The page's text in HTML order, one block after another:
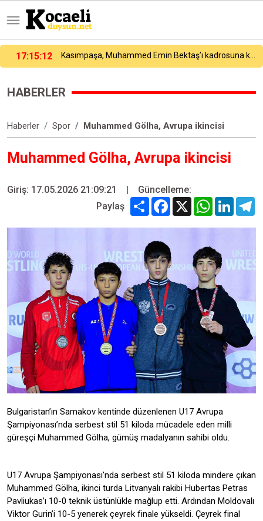
17:04:48 Dünya Fen Bilimleri Şampiyonası’nda 24 ülke arasında Türk öğrenci birinci oldu
HABERLER
Haberler Spor Muhammed Gölha, Avrupa ikincisi
Muhammed Gölha, Avrupa ikincisi
Giriş: 17.05.2026 21:09:21 |
Güncelleme:
Paylaş
Share Facebook
X WhatsApp
Bulgaristan’ın Samakov kentinde düzenlenen U17 Avrupa
Şampiyonası’nda serbest stil 51 kiloda mücadele eden milli
güreşçi Muhammed Gölha, gümüş madalyanın sahibi oldu.
U17 Avrupa Şampiyonası’nda serbest stil 51 kiloda mindere çıkan
Muhammed Gölha, ikinci turda Litvanyalı rakibi Hubertas Petras
Pavliukas’ı 10-0 teknik üstünlükle mağlup etti. Ardından Moldovalı
Viktor Gurin’i 10-5 yenerek çeyrek finale yükseldi. Çeyrek final